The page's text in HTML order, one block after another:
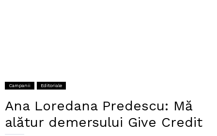
Campanii Editoriale
Ana Loredana Predescu: Mă
alătur demersului Give Credit